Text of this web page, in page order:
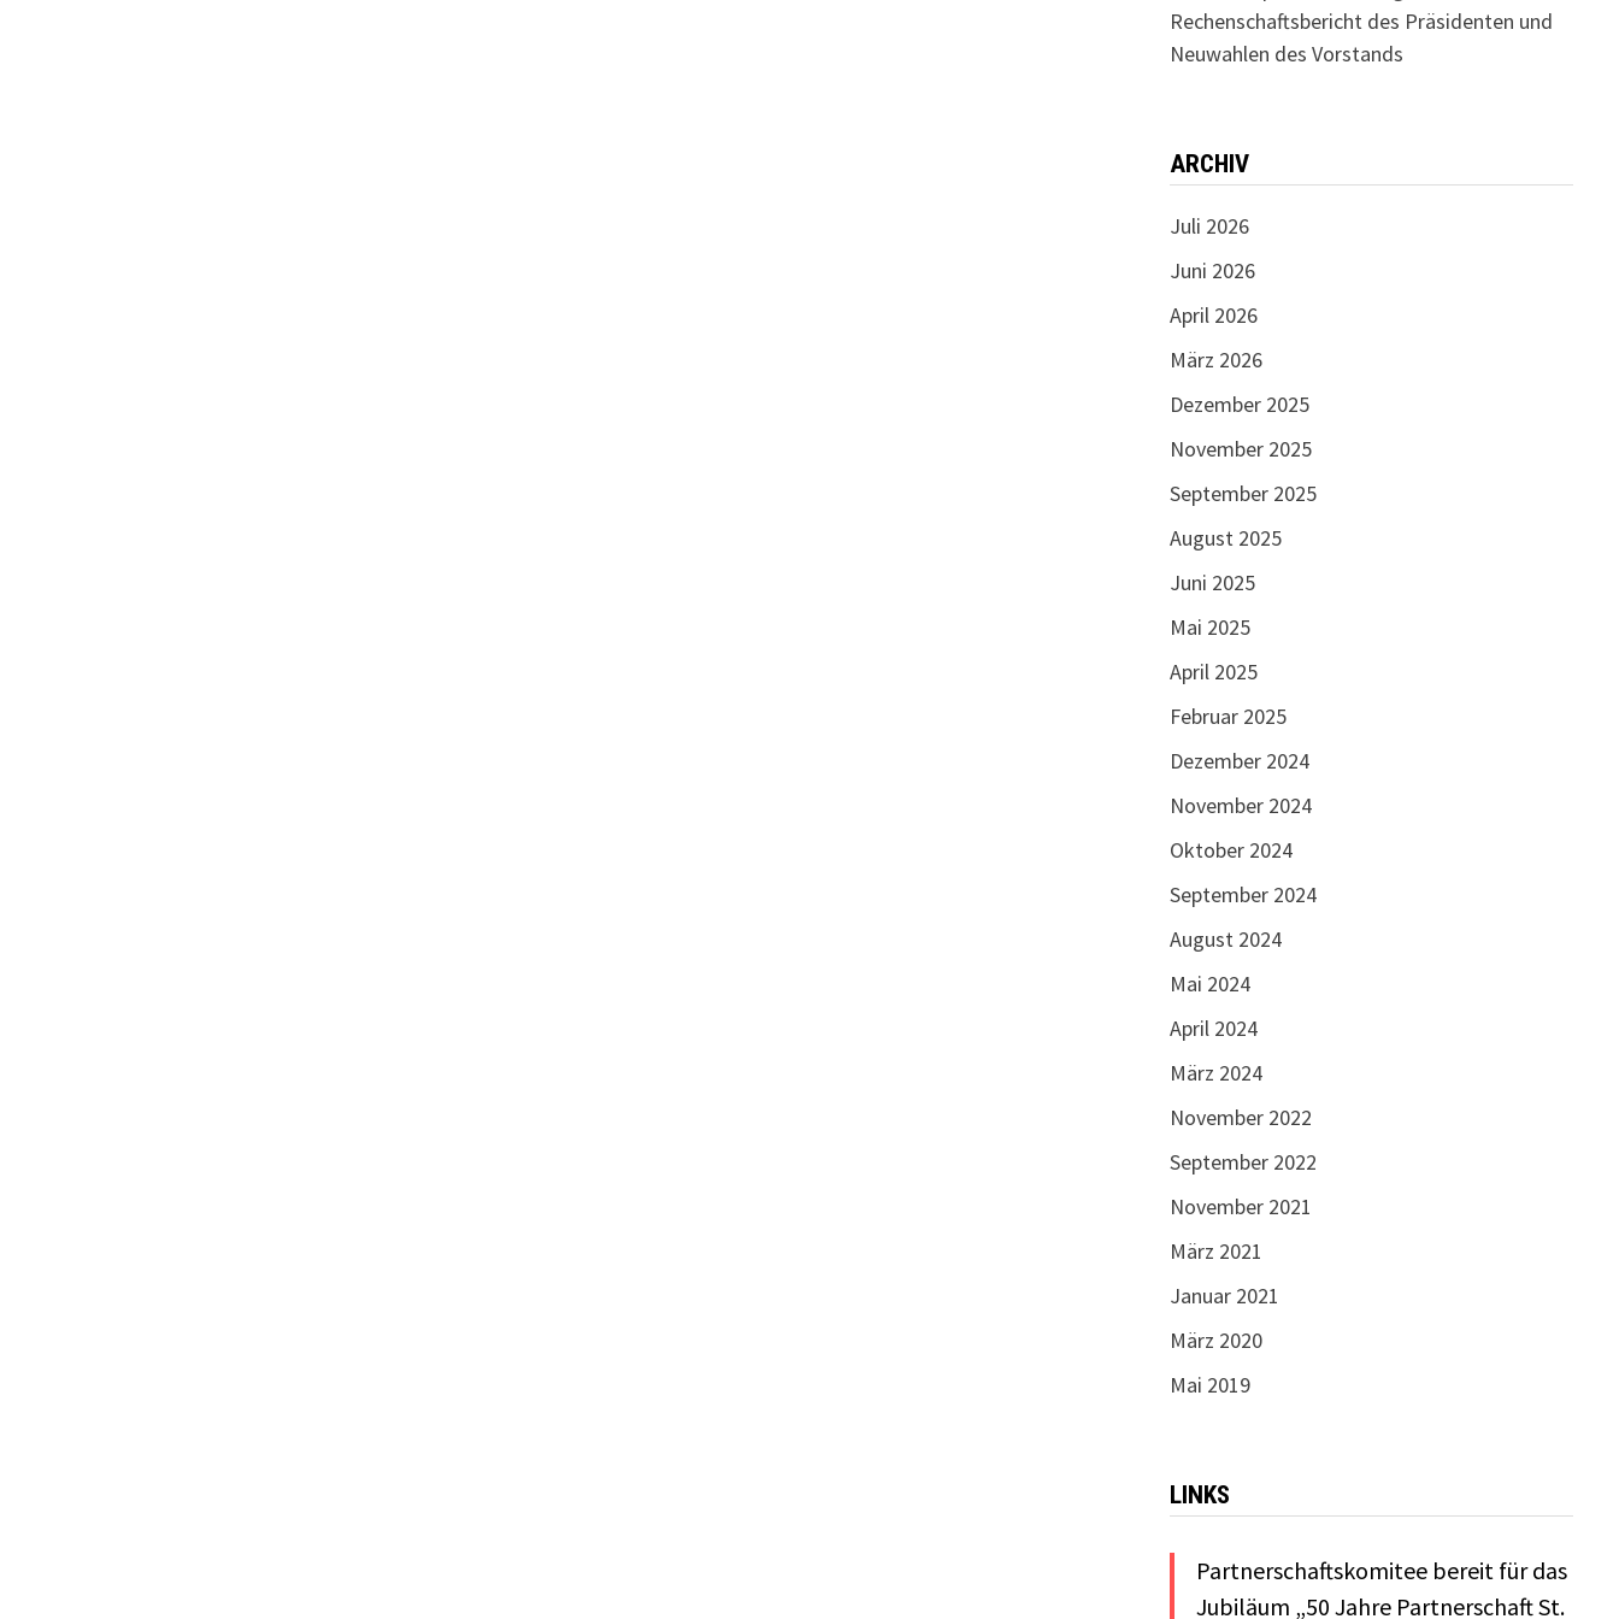
Rechenschaftsbericht des Präsidenten und
Neuwahlen des Vorstands
ARCHIV
Juli 2026
Juni 2026
April 2026
März 2026
Dezember 2025
November 2025
September 2025
August 2025
Juni 2025
Mai 2025
April 2025
Februar 2025
Dezember 2024
November 2024
Oktober 2024
September 2024
August 2024
Mai 2024
April 2024
März 2024
November 2022
September 2022
November 2021
März 2021
Januar 2021
März 2020
Mai 2019
LINKS
Partnerschaftskomitee bereit für das
Jubiläum „50 Jahre Partnerschaft St.